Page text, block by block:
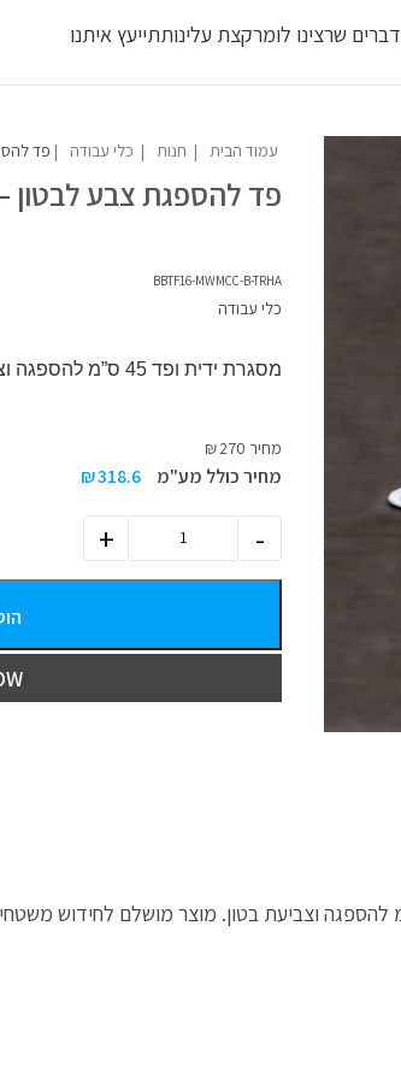
משלוח חבילות מדלת לדלת 2-4 ימי עסקים - 70-120 ש``ח
דברים שרצינו לומרקצת עלינותתייעץ איתנו
עמוד הבית
פד להספגת צבע לבטון
BBTF16-MWMCC-B-TRHA
כלי עבודה
מסגרת ידית ופד 45 ס”מ להספגה וצביעת בטון
מחיר ₪270
מחיר כולל מע"מ ₪318.6